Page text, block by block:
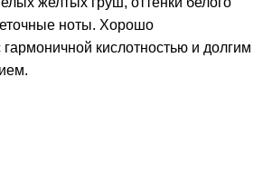
ноты. Хорошо
кислотностью и долгим